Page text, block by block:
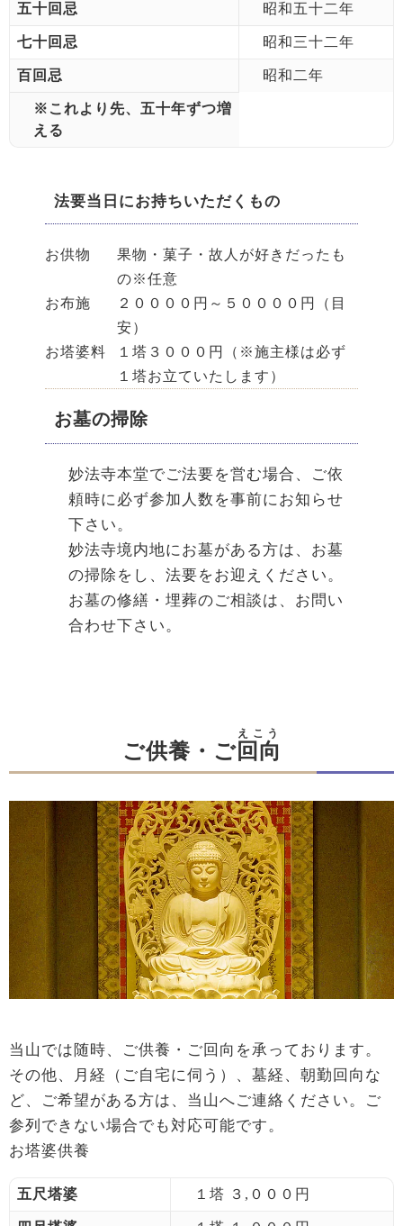
五十回忌 昭和五十二年
七十回忌 昭和三十二年
百回忌 昭和二年
※これより先、五十年ずつ増
える
法要当日にお持ちいただくもの
お供物
果物・菓子・故人が好きだったも
の※任意
お布施
２００００円～５００００円（目
安）
お塔婆料
１塔３０００円（※施主様は必ず
１塔お立ていたします）
お墓の掃除
妙法寺本堂でご法要を営む場合、ご依
頼時に必ず参加人数を事前にお知らせ
下さい。
妙法寺境内地にお墓がある方は、お墓
の掃除をし、法要をお迎えください。
お墓の修繕・埋葬のご相談は、お問い
合わせ下さい。
ご供養・ご回向
えこう
当山では随時、ご供養・ご回向を承っております。
その他、月経（ご自宅に伺う）、墓経、朝勤回向な
ど、ご希望がある方は、当山へご連絡ください。ご
参列できない場合でも対応可能です。
お塔婆供養
五尺塔婆 １塔 ３,０００円